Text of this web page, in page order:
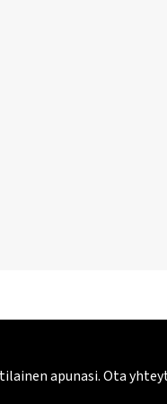
apunasi. Ota